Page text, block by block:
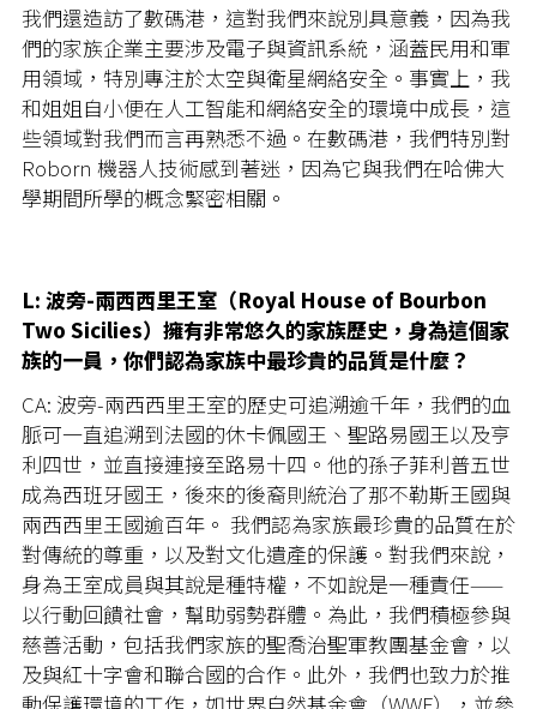
我們還造訪了數碼港，這對我們來說別具意義，因為我
們的家族企業主要涉及電子與資訊系統，涵蓋民用和軍
用領域，特別專注於太空與衛星網絡安全。事實上，我
和姐姐自小便在人工智能和網絡安全的環境中成長，這
些領域對我們而言再熟悉不過。在數碼港，我們特別對
Roborn 機器人技術感到著迷，因為它與我們在哈佛大
學期間所學的概念緊密相關。
L: 波旁-兩西西里王室（Royal House of Bourbon
Two Sicilies）擁有非常悠久的家族歷史，身為這個家
族的一員，你們認為家族中最珍貴的品質是什麼？
CA: 波旁-兩西西里王室的歷史可追溯逾千年，我們的血
脈可一直追溯到法國的休卡佩國王、聖路易國王以及亨
利四世，並直接連接至路易十四。他的孫子菲利普五世
成為西班牙國王，後來的後裔則統治了那不勒斯王國與
兩西西里王國逾百年。 我們認為家族最珍貴的品質在於
對傳統的尊重，以及對文化遺產的保護。對我們來說，
身為王室成員與其說是種特權，不如說是一種責任——
以行動回饋社會，幫助弱勢群體。為此，我們積極參與
慈善活動，包括我們家族的聖喬治聖軍教團基金會，以
及與紅十字會和聯合國的合作。此外，我們也致力於推